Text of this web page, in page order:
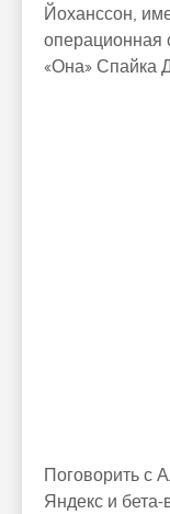
Йоханссон,
операционная
«Она» Спайка
Поговорить с
Яндекс и